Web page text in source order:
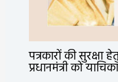
पत्रकारों की
प्रधानमंत्री को याचिका